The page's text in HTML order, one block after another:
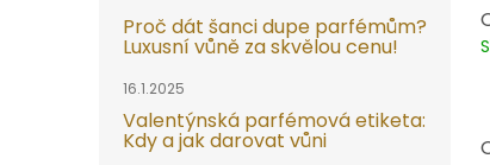
Proč dát šanci dupe parfémům?
Luxusní vůně za skvělou cenu!
16.1.2025
Valentýnská parfémová etiketa:
Kdy a jak darovat vůni